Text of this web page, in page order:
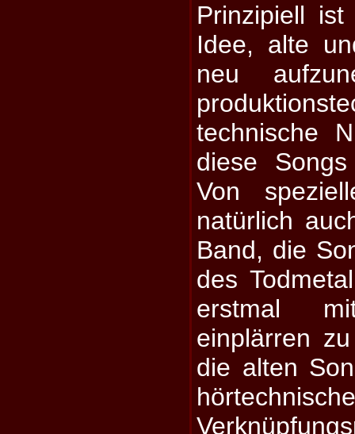
Prinzipiell
Idee, alte
neu
technische
diese
Von
natürlich
Band, die
des
erstmal
einplärren
die alten